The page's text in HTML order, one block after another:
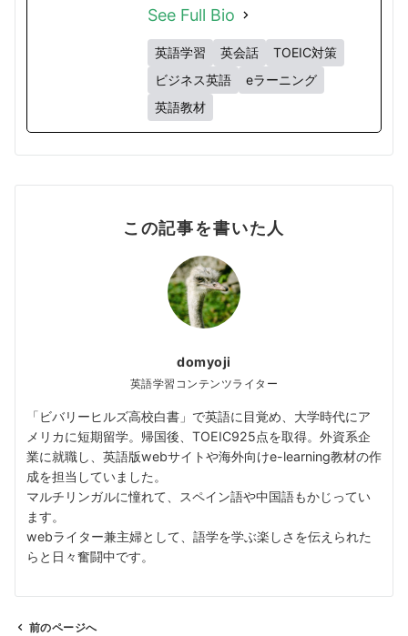
See Full Bio
英語学習 英会話
TOEIC対策
ビジネス英語
eラーニング
英語教材
この記事を書いた人
domyoji
英語学習コンテンツライター
「ビバリーヒルズ高校白書」で英語に目覚め、大学時代にア
メリカに短期留学。帰国後、TOEIC925点を取得。外資系企
業に就職し、英語版webサイトや海外向けe-learning教材の作
成を担当していました。
マルチリンガルに憧れて、スペイン語や中国語もかじってい
ます。
webライター兼主婦として、語学を学ぶ楽しさを伝えられた
らと日々奮闘中です。
前のページへ